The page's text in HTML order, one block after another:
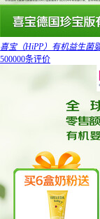
喜宝（HiPP）有机益生菌
500000条评价